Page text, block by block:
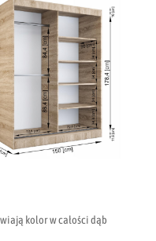
kolor w całości dąb